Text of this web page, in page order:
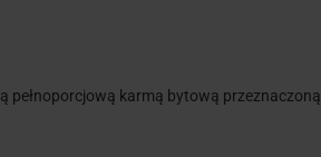
pełnoporcjową karmą bytową